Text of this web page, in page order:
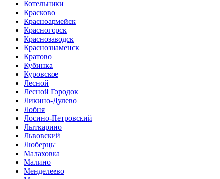
Котельники
Красково
Красноармейск
Красногорск
Краснозаводск
Краснознаменск
Кратово
Кубинка
Куровское
Лесной
Лесной Городок
Ликино-Дулево
Лобня
Лосино-Петровский
Лыткарино
Львовский
Люберцы
Малаховка
Малино
Менделеево